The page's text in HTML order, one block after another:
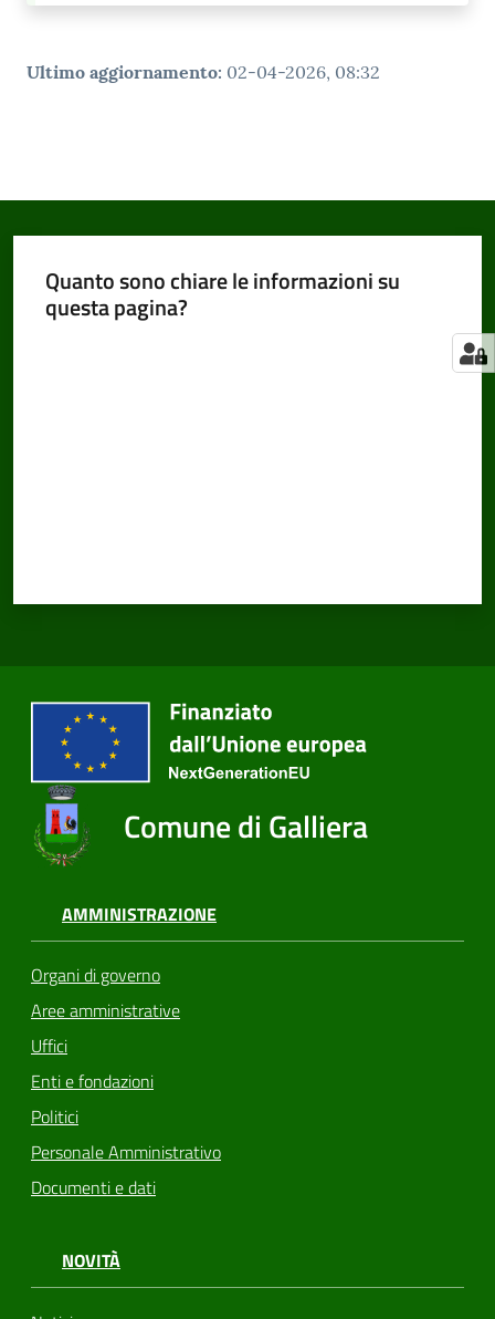
Ultimo aggiornamento: 02-04-2026, 08:32
Quanto sono chiare le informazioni su
questa pagina?
Comune di Galliera
AMMINISTRAZIONE
Organi di governo
Aree amministrative
Uffici
Enti e fondazioni
Politici
Personale Amministrativo
Documenti e dati
NOVITÀ